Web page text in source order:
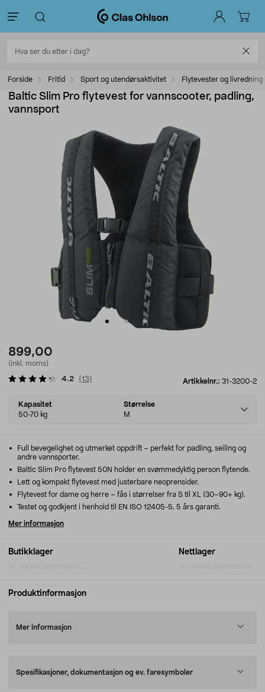
Forside Fritid Sport og utendørsaktivitet Flytevester og livredning
Baltic Slim Pro flytevest for vannscooter, padling,
vannsport
899,00
(inkl. moms)
Artikkelnr.: 31-3200-2
4.2 (13)
Select
variant
Kapasitet
50-70 kg
Størrelse
M
Butikklager Nettlager
Full bevegelighet og utmerket oppdrift – perfekt for padling, seiling og
andre vannsporter.
Baltic Slim Pro flytevest 50N holder en svømmedyktig person flytende.
Lett og kompakt flytevest med justerbare neoprensider.
Flytevest for dame og herre – fås i størrelser fra S til XL (30–90+ kg).
Testet og godkjent i henhold til EN ISO 12405-5. 5 års garanti.
Mer informasjon
Produktinformasjon
Mer informasjon
Spesifikasjoner, dokumentasjon og ev. faresymboler